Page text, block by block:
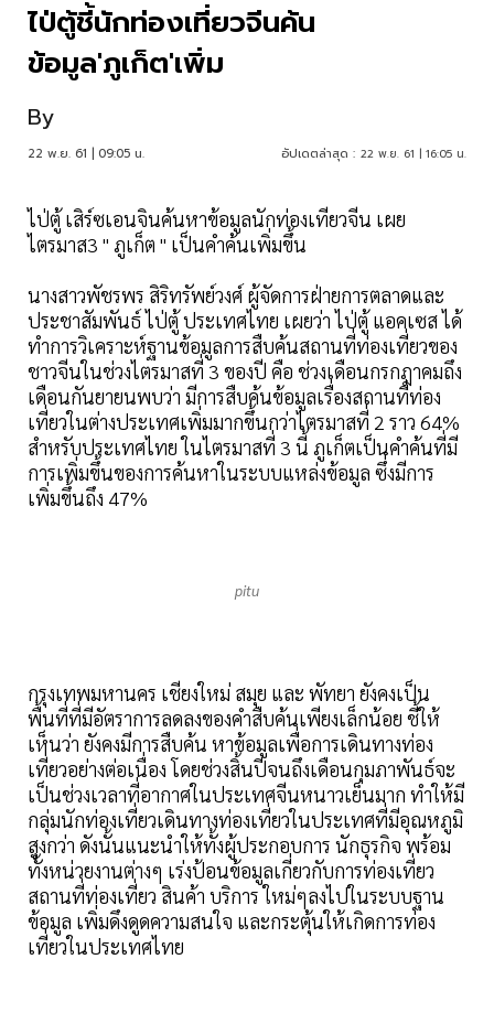
ไป่ตู้ชี้นักท่องเที่ยวจีนค้น
ข้อมูล'ภูเก็ต'เพิ่ม
By
22 พ.ย. 61 | 09:05 น. อัปเดตล่าสุด : 22 พ.ย. 61 | 16:05 น.
ไป่ตู้ เสิร์ซเอนจินค้นหาข้อมูลนักท่องเที่ยวจีน เผย
ไตรมาส3 " ภูเก็ต " เป็นคำค้นเพิ่มขึ้น
นางสาวพัชรพร สิริทรัพย์วงศ์ ผู้จัดการฝ่ายการตลาดและ
ประชาสัมพันธ์ ไป่ตู้ ประเทศไทย เผยว่า ไป่ตู้ แอคเซส ได้
ทำการวิเคราะห์ฐานข้อมูลการสืบค้นสถานที่ท่องเที่ยวของ
ชาวจีนในช่วงไตรมาสที่ 3 ของปี คือ ช่วงเดือนกรกฎาคมถึง
เดือนกันยายนพบว่า มีการสืบค้นข้อมูลเรื่องสถานที่ท่อง
เที่ยวในต่างประเทศเพิ่มมากขึ้นกว่าไตรมาสที่ 2 ราว 64%
สำหรับประเทศไทย ในไตรมาสที่ 3 นี้ ภูเก็ตเป็นคำค้นที่มี
การเพิ่มขึ้นของการค้นหาในระบบแหล่งข้อมูล ซึ่งมีการ
เพิ่มขึ้นถึง 47%
pitu
กรุงเทพมหานคร เชียงใหม่ สมุย และ พัทยา ยังคงเป็น
พื้นที่ที่มีอัตราการลดลงของคำสืบค้นเพียงเล็กน้อย ชี้ให้
เห็นว่า ยังคงมีการสืบค้น หาข้อมูลเพื่อการเดินทางท่อง
เที่ยวอย่างต่อเนื่อง โดยช่วงสิ้นปีจนถึงเดือนกุมภาพันธ์จะ
เป็นช่วงเวลาที่อากาศในประเทศจีนหนาวเย็นมาก ทำให้มี
กลุ่มนักท่องเที่ยวเดินทางท่องเที่ยวในประเทศที่มีอุณหภูมิ
สูงกว่า ดังนั้นแนะนำให้ทั้งผู้ประกอบการ นักธุรกิจ พร้อม
ทั้งหน่วยงานต่างๆ เร่งป้อนข้อมูลเกี่ยวกับการท่องเที่ยว
สถานที่ท่องเที่ยว สินค้า บริการ ใหม่ๆลงไปในระบบฐาน
ข้อมูล เพิ่มดึงดูดความสนใจ และกระตุ้นให้เกิดการท่อง
เที่ยวในประเทศไทย